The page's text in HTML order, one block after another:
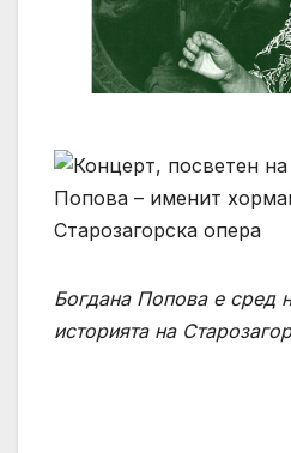
Богдана Попова е сред
историята на